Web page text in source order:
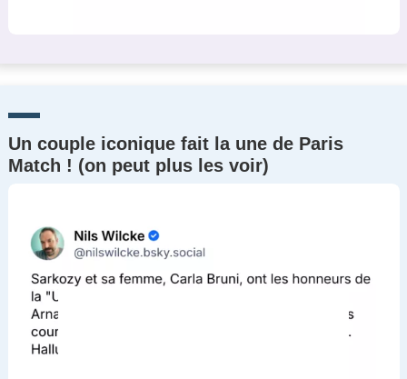
Un couple iconique fait la une de Paris
Match ! (on peut plus les voir)